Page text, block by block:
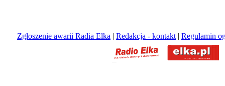
Zgłoszenie awarii Radia Elka | Redakcja - kontakt | Regulamin